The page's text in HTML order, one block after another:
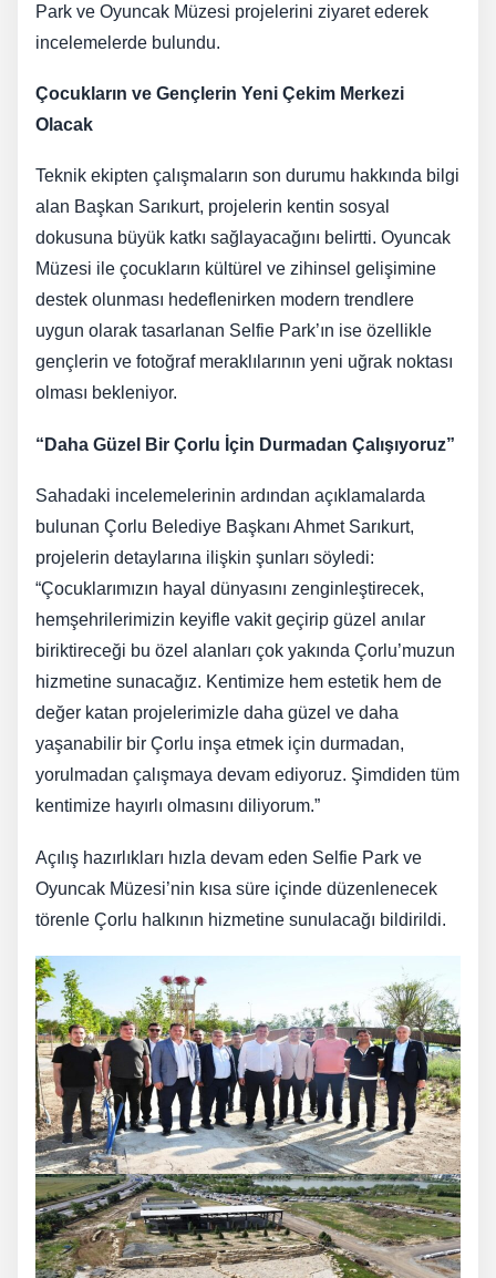
Park ve Oyuncak Müzesi projelerini ziyaret ederek
incelemelerde bulundu.
Çocukların ve Gençlerin Yeni Çekim Merkezi
Olacak
Teknik ekipten çalışmaların son durumu hakkında bilgi
alan Başkan Sarıkurt, projelerin kentin sosyal
dokusuna büyük katkı sağlayacağını belirtti. Oyuncak
Müzesi ile çocukların kültürel ve zihinsel gelişimine
destek olunması hedeflenirken modern trendlere
uygun olarak tasarlanan Selfie Park’ın ise özellikle
gençlerin ve fotoğraf meraklılarının yeni uğrak noktası
olması bekleniyor.
“Daha Güzel Bir Çorlu İçin Durmadan Çalışıyoruz”
Sahadaki incelemelerinin ardından açıklamalarda
bulunan Çorlu Belediye Başkanı Ahmet Sarıkurt,
projelerin detaylarına ilişkin şunları söyledi:
“Çocuklarımızın hayal dünyasını zenginleştirecek,
hemşehrilerimizin keyifle vakit geçirip güzel anılar
biriktireceği bu özel alanları çok yakında Çorlu’muzun
hizmetine sunacağız. Kentimize hem estetik hem de
değer katan projelerimizle daha güzel ve daha
yaşanabilir bir Çorlu inşa etmek için durmadan,
yorulmadan çalışmaya devam ediyoruz. Şimdiden tüm
kentimize hayırlı olmasını diliyorum.”
Açılış hazırlıkları hızla devam eden Selfie Park ve
Oyuncak Müzesi’nin kısa süre içinde düzenlenecek
törenle Çorlu halkının hizmetine sunulacağı bildirildi.